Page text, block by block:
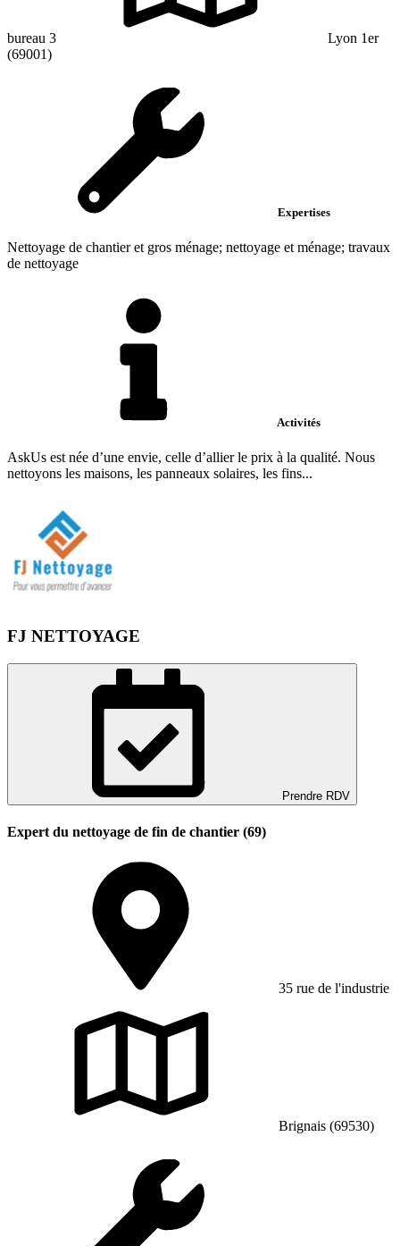
bureau 3
Lyon 1er
(69001)
Expertises
Nettoyage de chantier et gros ménage; nettoyage et ménage; travaux
de nettoyage
Activités
AskUs est née d’une envie, celle d’allier le prix à la qualité. Nous
nettoyons les maisons, les panneaux solaires, les fins...
FJ NETTOYAGE
Prendre RDV
Expert du nettoyage de fin de chantier (69)
35 rue de l'industrie
Brignais (69530)